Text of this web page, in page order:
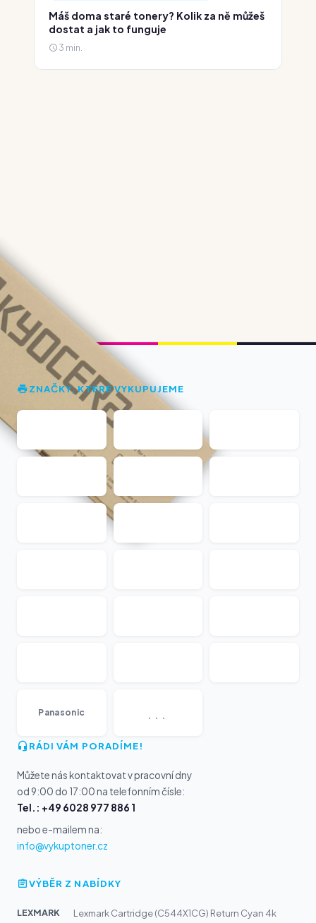
Máš doma staré tonery? Kolik za ně můžeš
dostat a jak to funguje
3 min.
ZNAČKY, KTERÉ VYKUPUJEME
Panasonic ...
RÁDI VÁM PORADÍME!
Můžete nás kontaktovat v pracovní dny
od 9:00 do 17:00 na telefonním čísle:
Tel.: +49 6028 977 886 1
nebo e-mailem na:
info@vykuptoner.cz
VÝBĚR Z NABÍDKY
LEXMARK
Lexmark Cartridge (C544X1CG) Return Cyan 4k